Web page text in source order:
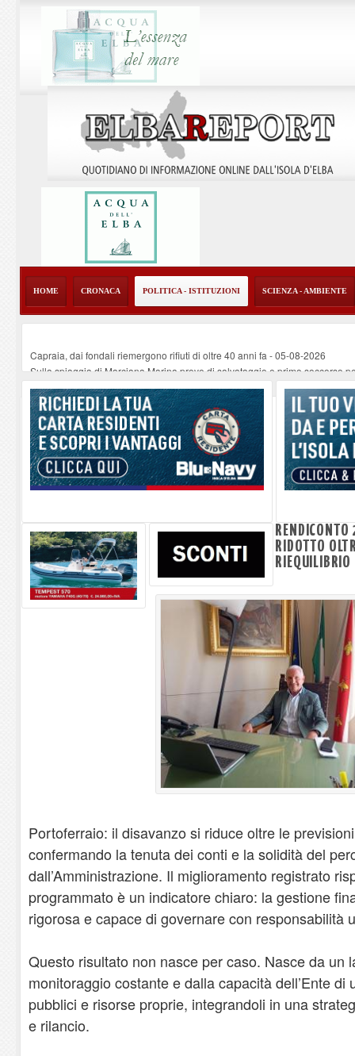
HOME CRONACA POLITICA - ISTITUZIONI SCIENZA - AMBIENTE
Capraia, dai fondali riemergono rifiuti di oltre 40 anni fa -05-08-2026
Sulla spiaggia di Marciana Marina prove di salvataggio e primo soccorso
Rotta Elba–Bali: il viaggio impossibile di Moira Lena Tassi approda al
Il 9 e 11 agosto, due passeggiate alla scoperta di chiese, santi, antichi
Danilo Casali, marinaio decorato dell’Elba e la straordinaria traversata con
RIDOTTO
RIEQUILIBRIO
Portoferraio: il disavanzo si riduce oltre le
confermando la tenuta dei conti e la solidità del
dall’Amministrazione. Il miglioramento registrato
programmato è un indicatore chiaro: la gestione
rigorosa e capace di governare con responsabilità
Questo risultato non nasce per caso. Nasce da un
monitoraggio costante e dalla capacità dell’Ente di
pubblici e risorse proprie, integrandoli in una
e rilancio.